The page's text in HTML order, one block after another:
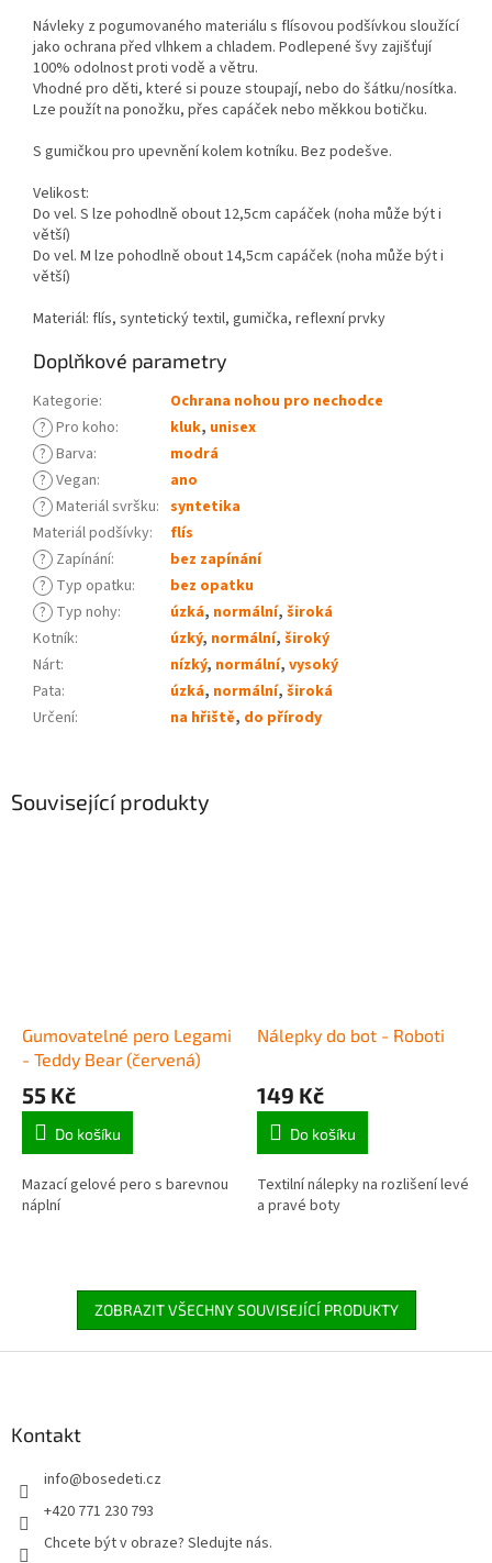
Související produkty
Gumovatelné pero Legami
- Teddy Bear (červená)
55 Kč
Do košíku
Mazací gelové pero s barevnou
náplní
Nálepky do bot - Roboti
149 Kč
Do košíku
Textilní nálepky na rozlišení levé
a pravé boty
ZOBRAZIT VŠECHNY SOUVISEJÍCÍ PRODUKTY
Návleky z pogumovaného materiálu s flísovou podšívkou sloužící
jako ochrana před vlhkem a chladem. Podlepené švy zajišťují
100% odolnost proti vodě a větru.
Vhodné pro děti, které si pouze stoupají, nebo do šátku/nosítka.
Lze použít na ponožku, přes capáček nebo měkkou botičku.
S gumičkou pro upevnění kolem kotníku. Bez podešve.
Velikost:
Do vel. S lze pohodlně obout 12,5cm capáček (noha může být i
větší)
Do vel. M lze pohodlně obout 14,5cm capáček (noha může být i
větší)
Materiál: flís, syntetický textil, gumička, reflexní prvky
Doplňkové parametry
Kategorie:
Ochrana nohou pro nechodce
? Pro koho: kluk, unisex
? Barva:
modrá
? Vegan:
ano
? Materiál svršku: syntetika
Materiál podšívky:
flís
? Zapínání:
bez zapínání
? Typ opatku:
bez opatku
? Typ nohy: úzká, normální, široká
Kotník: úzký, normální, široký
Nárt: nízký, normální, vysoký
Pata: úzká, normální, široká
Určení: na hřiště, do přírody
Kontakt
info@bosedeti.cz
+420 771 230 793
Chcete být v obraze? Sledujte nás.